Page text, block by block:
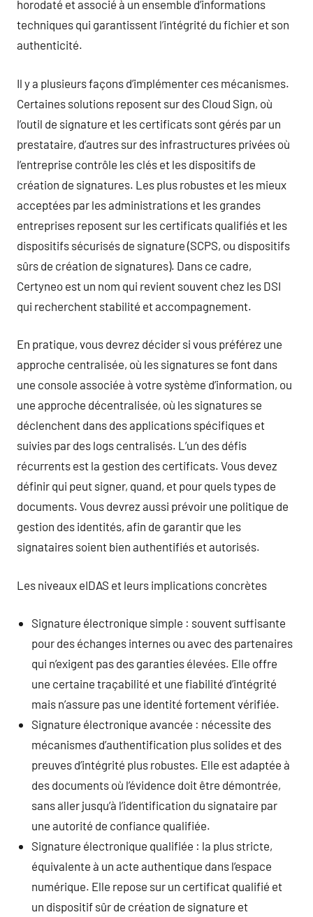
horodaté et associé à un ensemble d’informations
techniques qui garantissent l’intégrité du fichier et son
authenticité.
Il y a plusieurs façons d’implémenter ces mécanismes.
Certaines solutions reposent sur des Cloud Sign, où
l’outil de signature et les certificats sont gérés par un
prestataire, d’autres sur des infrastructures privées où
l’entreprise contrôle les clés et les dispositifs de
création de signatures. Les plus robustes et les mieux
acceptées par les administrations et les grandes
entreprises reposent sur les certificats qualifiés et les
dispositifs sécurisés de signature (SCPS, ou dispositifs
sûrs de création de signatures). Dans ce cadre,
Certyneo est un nom qui revient souvent chez les DSI
qui recherchent stabilité et accompagnement.
En pratique, vous devrez décider si vous préférez une
approche centralisée, où les signatures se font dans
une console associée à votre système d’information, ou
une approche décentralisée, où les signatures se
déclenchent dans des applications spécifiques et
suivies par des logs centralisés. L’un des défis
récurrents est la gestion des certificats. Vous devez
définir qui peut signer, quand, et pour quels types de
documents. Vous devrez aussi prévoir une politique de
gestion des identités, afin de garantir que les
signataires soient bien authentifiés et autorisés.
Les niveaux eIDAS et leurs implications concrètes
Signature électronique simple : souvent suffisante
pour des échanges internes ou avec des partenaires
qui n’exigent pas des garanties élevées. Elle offre
une certaine traçabilité et une fiabilité d’intégrité
mais n’assure pas une identité fortement vérifiée.
Signature électronique avancée : nécessite des
mécanismes d’authentification plus solides et des
preuves d’intégrité plus robustes. Elle est adaptée à
des documents où l’évidence doit être démontrée,
sans aller jusqu’à l’identification du signataire par
une autorité de confiance qualifiée.
Signature électronique qualifiée : la plus stricte,
équivalente à un acte authentique dans l’espace
numérique. Elle repose sur un certificat qualifié et
un dispositif sûr de création de signature et